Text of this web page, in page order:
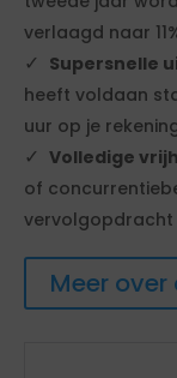
verlaagd naar
Supersnelle
heeft voldaan
uur op je
Volledige
of
vervolgopdracht
Meer over